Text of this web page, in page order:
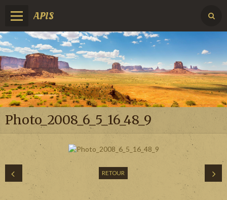
APIS
Photo_2008_6_5_16_48_9
RETOUR